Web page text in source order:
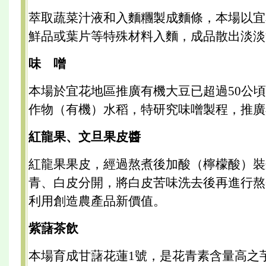
萃取蔬菜汁液和入麵糰製成麵條，本場以
鮮品或葉片等特殊材料入麵，成品散出淡
味 噌
本場於宜花地區推廣有機大豆已超過50公
作物（有機）水稻，特研究味噌製程，推
紅龍果、文旦果皮醬
紅龍果果皮，經過熬煮後加酸（檸檬酸）
青、白皮分開，將白皮苦味洗去後再進行
利用創造農產品新價值。
紫藷茶飲
本場育成甘藷花蓮1號，是花青素含量高之